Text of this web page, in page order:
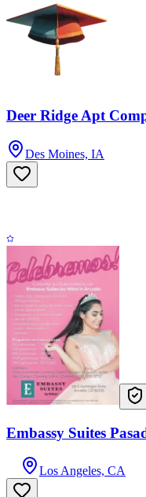
Deer Ridge Apt
Des Moines, IA
Embassy Suites
Los Angeles, CA